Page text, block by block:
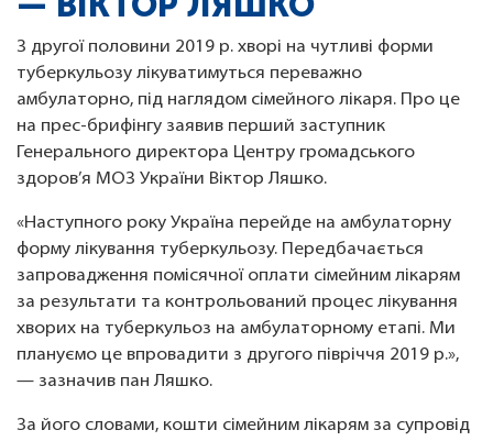
З другої половини 2019 р. хворі на чутливі форми
туберкульозу лікуватимуться переважно
амбулаторно, під наглядом сімейного лікаря. Про це
на прес-брифінгу заявив перший заступник
Генерального директора Центру громадського
здоров’я МОЗ України Віктор Ляшко.
«Наступного року Україна перейде на амбулаторну
форму лікування туберкульозу. Передбачається
запровадження помісячної оплати сімейним лікарям
за результати та контрольований процес лікування
хворих на туберкульоз на амбулаторному етапі. Ми
плануємо це впровадити з другого півріччя 2019 р.»,
— зазначив пан Ляшко.
За його словами, кошти сімейним лікарям за супровід